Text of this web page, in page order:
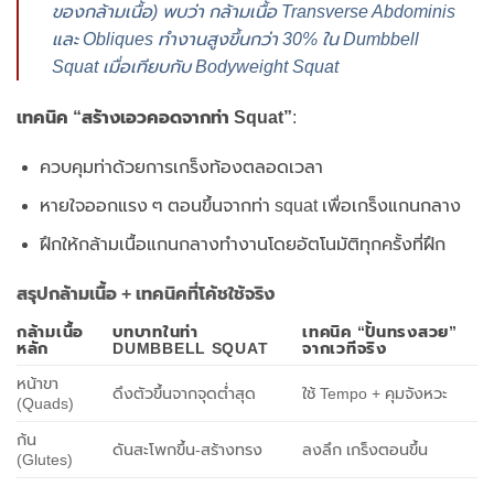
ของกล้ามเนื้อ) พบว่า กล้ามเนื้อ Transverse Abdominis
และ Obliques ทำงานสูงขึ้นกว่า 30% ใน Dumbbell
Squat เมื่อเทียบกับ Bodyweight Squat
เทคนิค “สร้างเอวคอดจากท่า Squat”:
ควบคุมท่าด้วยการเกร็งท้องตลอดเวลา
หายใจออกแรง ๆ ตอนขึ้นจากท่า squat เพื่อเกร็งแกนกลาง
ฝึกให้กล้ามเนื้อแกนกลางทำงานโดยอัตโนมัติทุกครั้งที่ฝึก
สรุปกล้ามเนื้อ + เทคนิคที่โค้ชใช้จริง
กล้ามเนื้อ
หลัก
บทบาทในท่า
DUMBBELL SQUAT
เทคนิค “ปั้นทรงสวย”
จากเวทีจริง
หน้าขา
(Quads)
ดึงตัวขึ้นจากจุดต่ำสุด ใช้ Tempo + คุมจังหวะ
ก้น
(Glutes)
ดันสะโพกขึ้น-สร้างทรง ลงลึก เกร็งตอนขึ้น